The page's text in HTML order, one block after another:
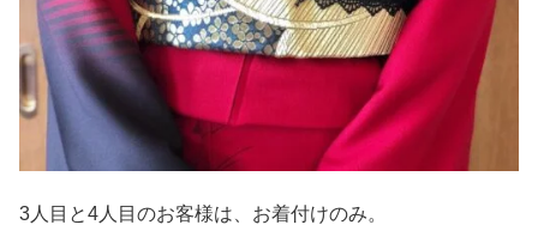
3人目と4人目のお客様は、お着付けのみ。